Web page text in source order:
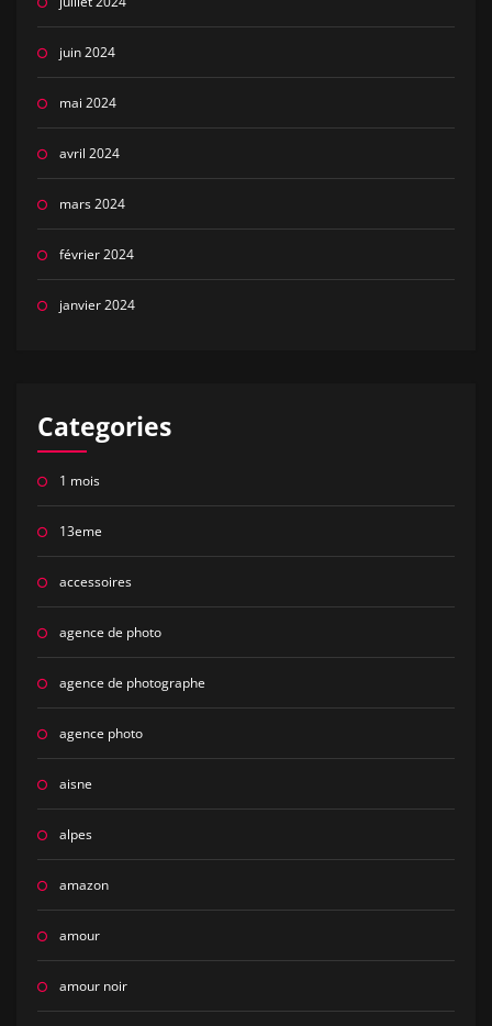
juin 2024
mai 2024
avril 2024
mars 2024
février 2024
janvier 2024
Categories
1 mois
13eme
accessoires
agence de photo
agence de photographe
agence photo
aisne
alpes
amazon
amour
amour noir